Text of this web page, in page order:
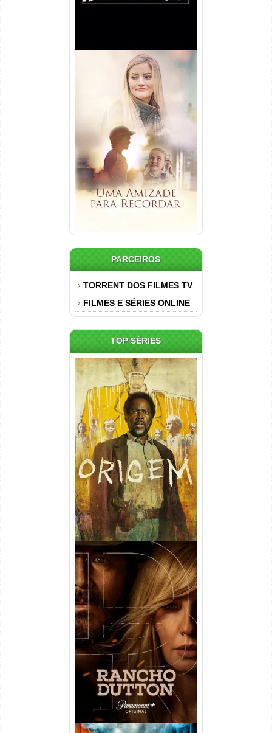
Uma Amizade para Recordar
Torrent (2025) WEB-DL 1080p
Dual Áudio
PARCEIROS
TORRENT DOS FILMES TV
FILMES E SÉRIES ONLINE
TOP SÉRIES
Origem 4ª Temporada Torrent
(2026) WEB-DL 1080p/4K
Dual Áudio
Rancho Dutton 1ª
Temporada Torrent (2026)
WEB-DL 1080p Dual Áudio